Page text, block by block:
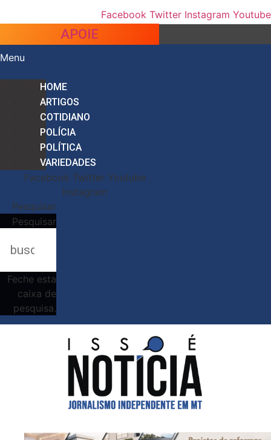
Facebook Twitter Instagram Youtube
APOIE
Menu
HOME
ARTIGOS
COTIDIANO
POLÍCIA
POLÍTICA
VARIEDADES
Facebook Twitter Youtube
Instagram
Pesquisar
Pesquisar
Feche esta
caixa de
pesquisa.